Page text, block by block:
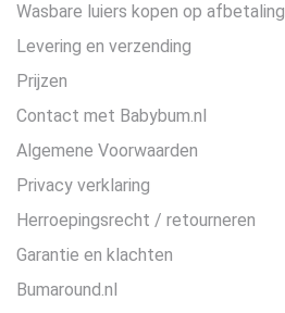
Wasbare luiers kopen op afbetaling
Levering en verzending
Prijzen
Contact met Babybum.nl
Algemene Voorwaarden
Privacy verklaring
Herroepingsrecht / retourneren
Garantie en klachten
Bumaround.nl